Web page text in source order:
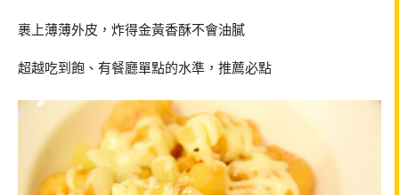
裹上薄薄外皮，炸得金黃香酥不會油膩
超越吃到飽、有餐廳單點的水準，推薦必點